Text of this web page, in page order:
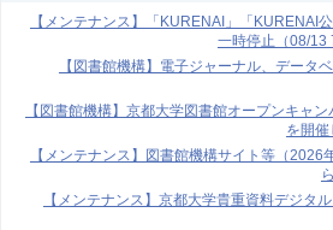
【メンテナンス】「KURENAI」「KURENAI
一時停止（08/13
【図書館機構】電子ジャーナル、データ
【図書館機構】京都大学図書館オープンキャ
を開
【メンテナンス】図書館機構サイト等（
【メンテナンス】京都大学貴重資料デジタ